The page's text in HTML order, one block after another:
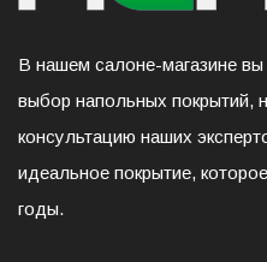
В нашем салоне-магазине
выбор напольных покрытий,
консультацию наших
идеальное покрытие,
годы.